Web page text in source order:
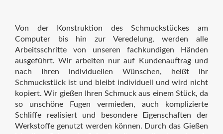
Von der Konstruktion des Schmuckstückes am
Computer bis hin zur Veredelung, werden alle
Arbeitsschritte von unseren fachkundigen Händen
ausgeführt. Wir arbeiten nur auf Kundenauftrag und
nach Ihren individuellen Wünschen, heißt ihr
Schmuckstück ist und bleibt individuell und wird nicht
kopiert. Wir gießen Ihren Schmuck aus einem Stück, da
so unschöne Fugen vermieden, auch komplizierte
Schliffe realisiert und besondere Eigenschaften der
Werkstoffe genutzt werden können. Durch das Gießen